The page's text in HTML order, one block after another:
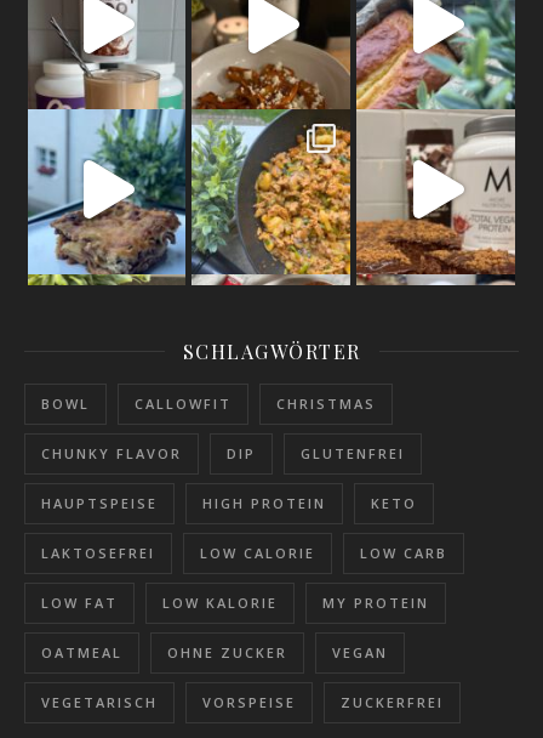
Gnocchi Spring Bowl
YOU NEED: 1 sm
109 calorie mousse au chocolat
30 calorie #lotusbisoffspread Sugar free protein donuts It’s not poss
SCHLAGWÖRTER
BOWL CALLOWFIT CHRISTMAS
CHUNKY FLAVOR DIP GLUTENFREI
HAUPTSPEISE HIGH PROTEIN KETO
LAKTOSEFREI LOW CALORIE LOW CARB
LOW FAT LOW KALORIE MY PROTEIN
OATMEAL OHNE ZUCKER VEGAN
VEGETARISCH VORSPEISE ZUCKERFREI